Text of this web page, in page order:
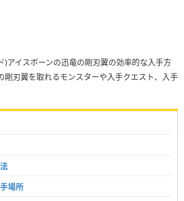
)アイスボーンの迅竜の剛刃翼の効率的な入手方
剛刃翼を取れるモンスターや入手クエスト、入手
場所